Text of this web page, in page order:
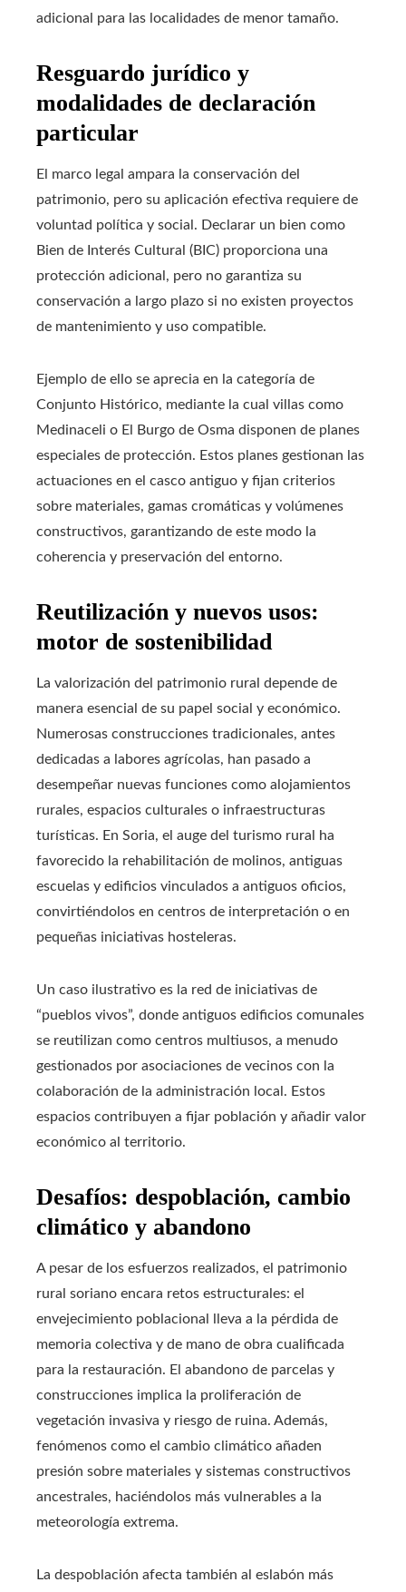
adicional para las localidades de menor tamaño.
Resguardo jurídico y
modalidades de declaración
particular
El marco legal ampara la conservación del
patrimonio, pero su aplicación efectiva requiere de
voluntad política y social. Declarar un bien como
Bien de Interés Cultural (BIC) proporciona una
protección adicional, pero no garantiza su
conservación a largo plazo si no existen proyectos
de mantenimiento y uso compatible.
Ejemplo de ello se aprecia en la categoría de
Conjunto Histórico, mediante la cual villas como
Medinaceli o El Burgo de Osma disponen de planes
especiales de protección. Estos planes gestionan las
actuaciones en el casco antiguo y fijan criterios
sobre materiales, gamas cromáticas y volúmenes
constructivos, garantizando de este modo la
coherencia y preservación del entorno.
Reutilización y nuevos usos:
motor de sostenibilidad
La valorización del patrimonio rural depende de
manera esencial de su papel social y económico.
Numerosas construcciones tradicionales, antes
dedicadas a labores agrícolas, han pasado a
desempeñar nuevas funciones como alojamientos
rurales, espacios culturales o infraestructuras
turísticas. En Soria, el auge del turismo rural ha
favorecido la rehabilitación de molinos, antiguas
escuelas y edificios vinculados a antiguos oficios,
convirtiéndolos en centros de interpretación o en
pequeñas iniciativas hosteleras.
Un caso ilustrativo es la red de iniciativas de
“pueblos vivos”, donde antiguos edificios comunales
se reutilizan como centros multiusos, a menudo
gestionados por asociaciones de vecinos con la
colaboración de la administración local. Estos
espacios contribuyen a fijar población y añadir valor
económico al territorio.
Desafíos: despoblación, cambio
climático y abandono
A pesar de los esfuerzos realizados, el patrimonio
rural soriano encara retos estructurales: el
envejecimiento poblacional lleva a la pérdida de
memoria colectiva y de mano de obra cualificada
para la restauración. El abandono de parcelas y
construcciones implica la proliferación de
vegetación invasiva y riesgo de ruina. Además,
fenómenos como el cambio climático añaden
presión sobre materiales y sistemas constructivos
ancestrales, haciéndolos más vulnerables a la
meteorología extrema.
La despoblación afecta también al eslabón más